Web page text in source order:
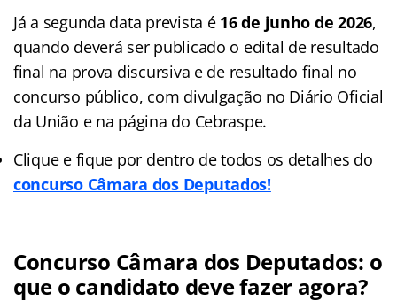
Já a segunda data prevista é16 de junho de 2026,
quando deverá ser publicado o edital de resultado
final na prova discursiva e de resultado final no
concurso público, com divulgação no Diário Oficial
da União e na página do Cebraspe.
Clique e fique por dentro de todos os detalhes do
concurso Câmara dos Deputados!
Concurso Câmara dos Deputados: o
que o candidato deve fazer agora?